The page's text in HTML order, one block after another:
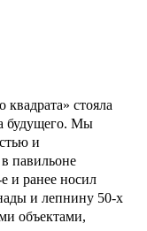
стояла
будущего. Мы
и
павильоне
и ранее носил
и лепнину 50-х
объектами,